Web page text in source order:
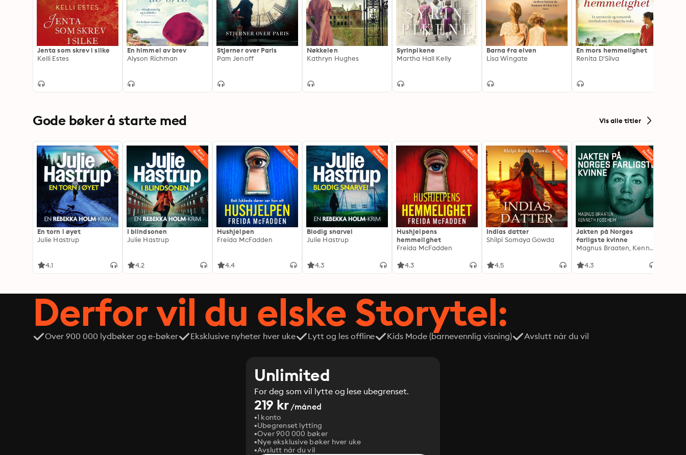
Jenta som skrev i silke
Kelli Estes
En himmel av brev
Alyson Richman
Stjerner over Paris
Pam Jenoff
Nøkkelen
Kathryn Hughes
Syrinpikene
Martha Hall Kelly
Barna fra elven
Lisa Wingate
En mors hemmelighet
Renita D'Silva
Gode bøker å starte med Vis alle titler
En torn i øyet
Julie Hastrup
4.1
I blindsonen
Julie Hastrup
4.2
Hushjelpen
Freida McFadden
4.4
Blodig snarvei
Julie Hastrup
4.3
Hushjelpens
hemmelighet
Freida McFadden
4.3
Indias datter
Shilpi Somaya Gowda
4.5
Jakten på Norges
farligste kvinne
Magnus Braaten, Kenneth Fossheim
4.3
Derfor vil du elske Storytel:
Over 900 000 lydbøker og e-bøker Eksklusive nyheter hver uke Lytt og les offline Kids Mode (barnevennlig visning) Avslutt når du vil
Unlimited
For deg som vil lytte og lese ubegrenset.
219 kr/måned
1 konto
Ubegrenset lytting
Over 900 000 bøker
Nye eksklusive bøker hver uke
Avslutt når du vil